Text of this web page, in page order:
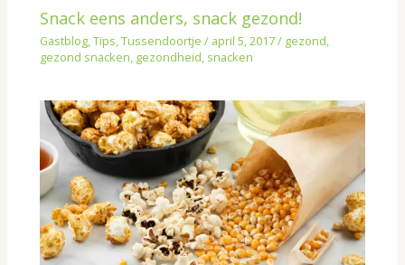
Snack eens anders, snack gezond!
Gastblog ,Tips ,Tussendoortje / april 5, 2017/ gezond
gezond snacken gezondheid snacken